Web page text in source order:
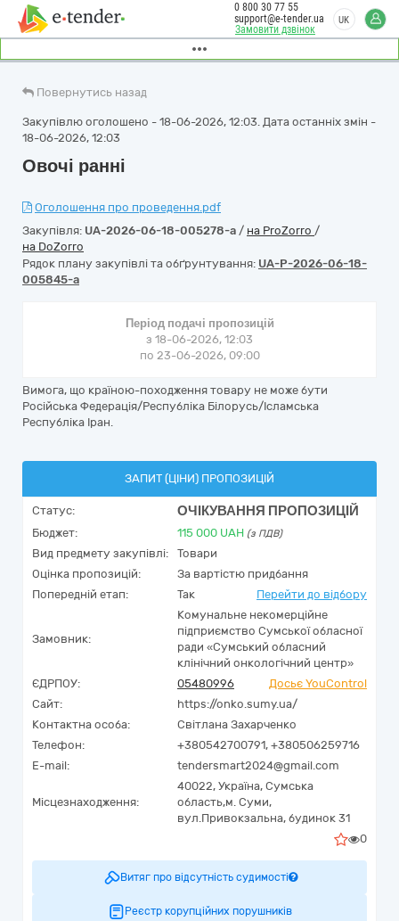
Замовити дзвінок
0 800 30 77 55
support@e-tender.ua
UK
Повернутись назад
Закупівлю оголошено - 18-06-2026, 12:03. Дата останніх змін -
18-06-2026, 12:03
Овочі ранні
Оголошення про проведення.pdf
Закупівля: UA-2026-06-18-005278-a / на ProZorro /
на DoZorro
Рядок плану закупівлі та обґрунтування: UA-P-2026-06-18-
005845-a
Період подачі пропозицій
з 18-06-2026, 12:03
по 23-06-2026, 09:00
Вимога, що країною-походження товару не може бути
Російська Федерація/Республіка Білорусь/Ісламська
Республіка Іран.
ЗАПИТ (ЦІНИ) ПРОПОЗИЦІЙ
Статус: ОЧІКУВАННЯ ПРОПОЗИЦІЙ
Бюджет: 115 000 UAH (з ПДВ)
Вид предмету закупівлі:
Товари
Оцінка пропозицій:
За вартістю придбання
Попередній етап:
Так Перейти до відбору
Замовник:
Комунальне некомерційне
підприємство Сумської обласної
ради «Сумський обласний
клінічний онкологічний центр»
ЄДРПОУ:
05480996
Досьє YouControl
Сайт:
https://onko.sumy.ua/
Контактна особа:
Світлана Захарченко
Телефон:
+380542700791, +380506259716
E-mail:
tendersmart2024@gmail.com
Місцезнаходження:
40022, Україна, Сумська
область,м. Суми,
вул.Привокзальна, будинок 31
0
Витяг про відсутність судимості
Реєстр корупційних порушників